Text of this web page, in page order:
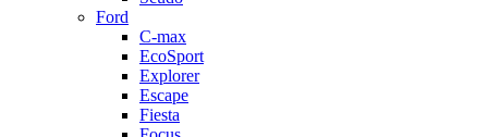
Ford
C-max
EcoSport
Explorer
Escape
Fiesta